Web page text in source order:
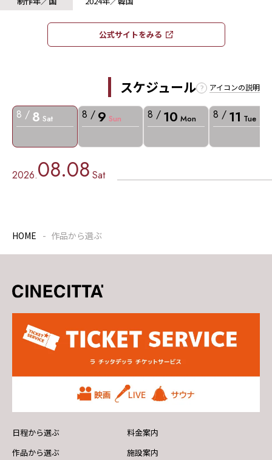
公式サイトをみる​​
スケジュール アイコンの説明
8 / 8 Sat 8 / 9 Sun 8 / 10 Mon 8 / 11 Tue
2026.08.08 Sat
HOME 作品から選ぶ
日程から選ぶ
作品から選ぶ
料金案内
施設案内